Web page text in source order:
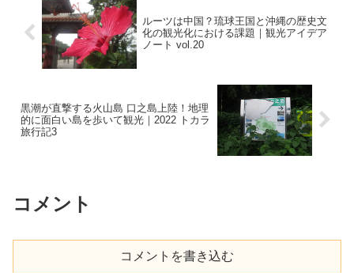
ルーツは中国？琉球王国と沖縄の歴史文
化の観光化における課題｜観光アイデア
ノート vol.20
黒潮が直撃する火山島 口之島上陸！地理
的に面白い島を歩いて観光｜2022 トカラ
旅行記3
コメント
コメントを書き込む